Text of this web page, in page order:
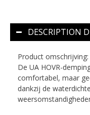
DESCRIPTION
Product omschrijving:
De UA HOVR-
comfortabel, maar
dankzij de